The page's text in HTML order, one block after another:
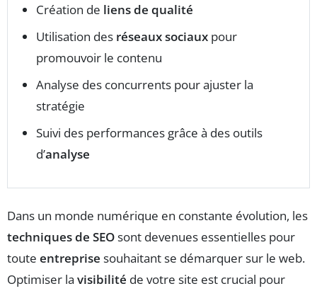
Création de liens de qualité
Utilisation des réseaux sociaux pour
promouvoir le contenu
Analyse des concurrents pour ajuster la
stratégie
Suivi des performances grâce à des outils
d’analyse
Dans un monde numérique en constante évolution, les
techniques de SEOsont devenues essentielles pour
toute entreprise souhaitant se démarquer sur le web.
Optimiser la visibilité de votre site est crucial pour